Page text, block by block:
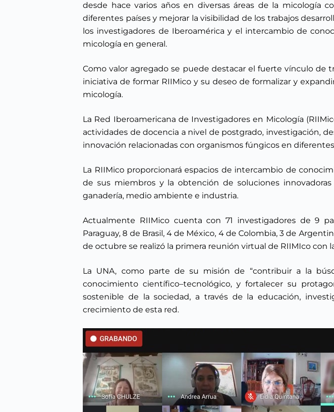
desde hace varios años en diversas áreas de la micología
diferentes países y mejorar la visibilidad de los trabajos
los investigadores de Iberoamérica y el intercambio de
micología en general.
Como valor agregado se puede destacar el fuerte vínculo
iniciativa de formar RIIMico y su deseo de formalizar y
micología.
La Red Iberoamericana de Investigadores en Micología
actividades de docencia a nivel de postgrado, investigación,
innovación relacionadas con organismos fúngicos en
La RIIMico proporcionará espacios de intercambio de
de sus miembros y la obtención de soluciones
ganadería, medio ambiente e industria.
Actualmente RIIMico cuenta con 71 investigadores de 9
Paraguay, 8 de Brasil, 4 de México, 4 de Colombia, 3 de
de octubre se realizó la primera reunión virtual de RIIMIco con
La UNA, como parte de su misión de “contribuir a la
conocimiento científico–tecnológico, y fortalecer su
sostenible de la sociedad, a través de la educación,
crecimiento de esta red.